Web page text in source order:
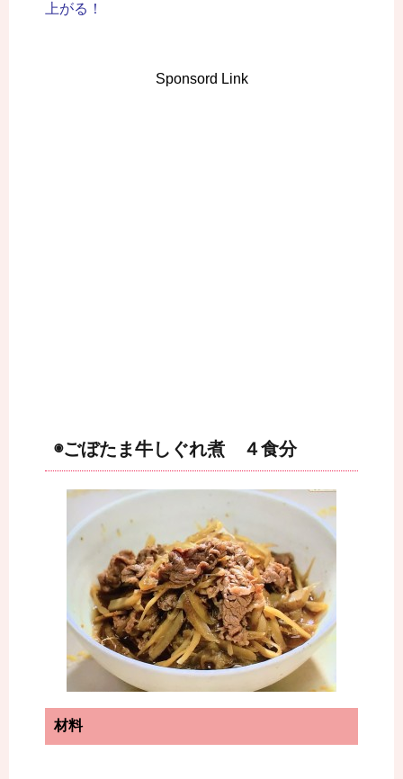
上がる！
Sponsord Link
◉ごぼたま牛しぐれ煮 ４食分
材料